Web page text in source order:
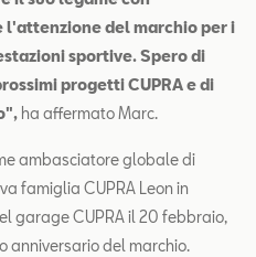
l'attenzione del marchio per i
sportive. Spero di
progetti CUPRA e di
ha affermato Marc.
ambasciatore globale di
famiglia CUPRA Leon in
garage CUPRA il 20 febbraio,
anniversario del marchio.